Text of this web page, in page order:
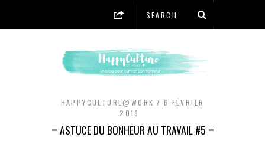
HAPPYCULTURE@WORK
6 FÉVRIER
2018
ASTUCE DU BONHEUR AU TRAVAIL #5